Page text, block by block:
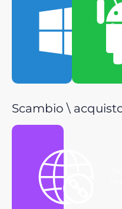
Scambio \